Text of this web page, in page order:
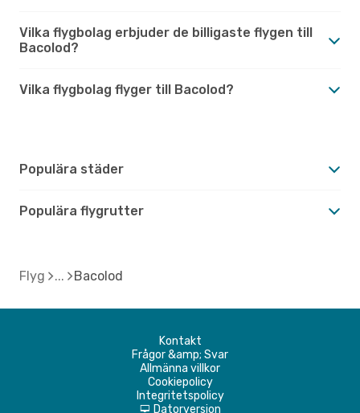
Vilka flygbolag erbjuder de billigaste flygen till
Bacolod?
Vilka flygbolag flyger till Bacolod?
Populära städer
Populära flygrutter
Flyg Bacolod
Kontakt
Frågor &amp; Svar
Allmänna villkor
Cookiepolicy
Integritetspolicy
d Datorversion